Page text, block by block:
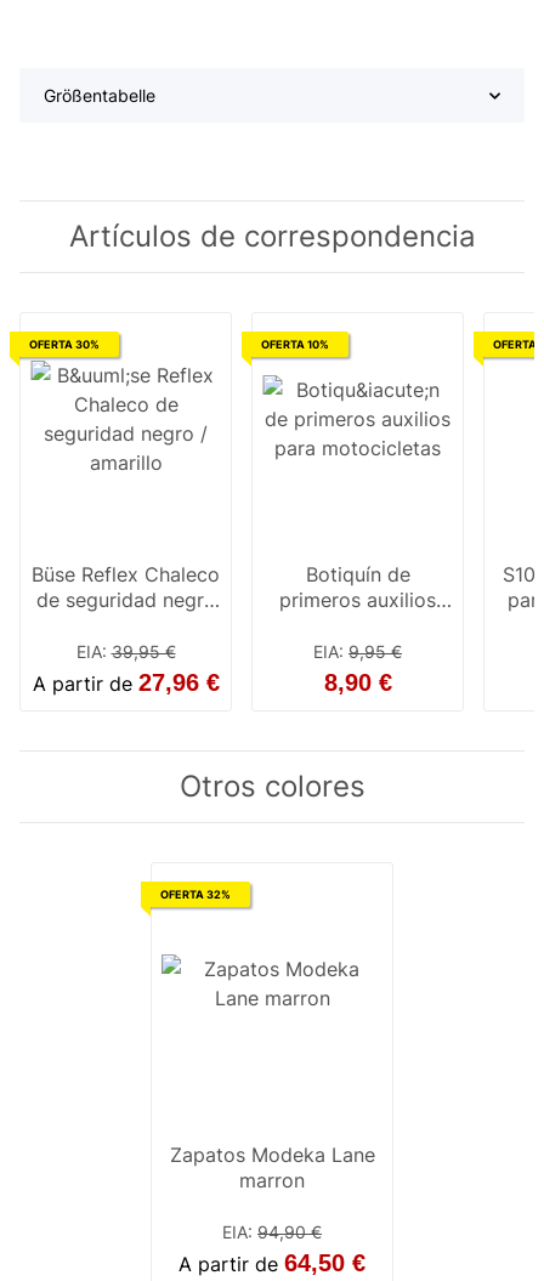
Größentabelle
Artículos de correspondencia
OFERTA 30%
Büse Reflex Chaleco
de seguridad negro
EIA:39,95 €
A partir de 27,96 €
OFERTA 10%
Botiquín de
primeros auxilios
EIA: 9,95 €
8,90 €
OFERTA
Otros colores
OFERTA 32%
Zapatos Modeka Lane
marron
EIA: 94,90 €
A partir de 64,50 €